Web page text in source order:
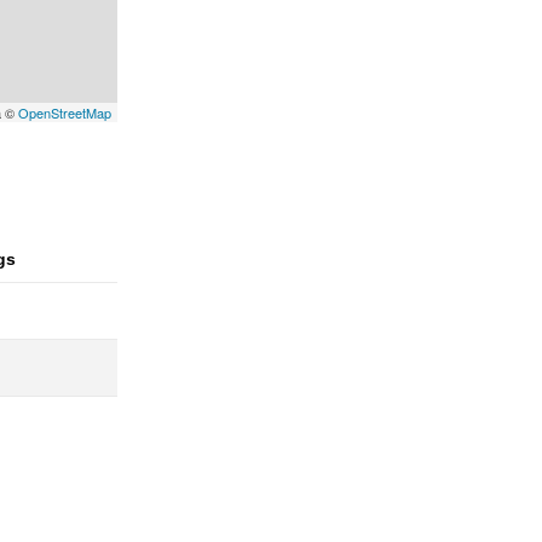
©OpenStreetMap